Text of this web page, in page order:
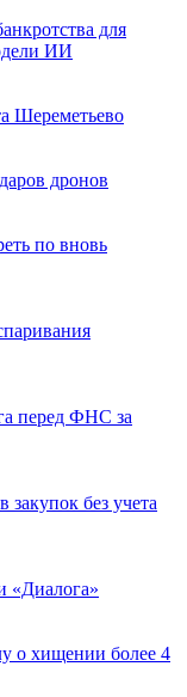
для
ИИ
Шереметьево
дронов
по вновь
перед ФНС за
без учета
«Диалога»
о хищении более 4